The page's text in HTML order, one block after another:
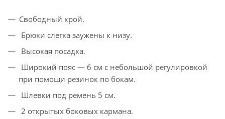
Свободный крой.
Брюки слегка заужены к низу.
Высокая посадка.
Широкий пояс — 6 см с небольшой регулировкой
при помощи резинок по бокам.
Шлевки под ремень 5 см.
2 открытых боковых кармана.